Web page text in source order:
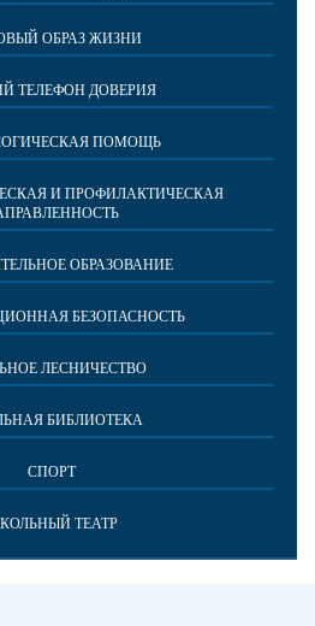
ОБРАЗ ЖИЗНИ
ТЕЛЕФОН ДОВЕРИЯ
ПОМОЩЬ
И ПРОФИЛАКТИЧЕСКАЯ
ОБРАЗОВАНИЕ
БЕЗОПАСНОСТЬ
ЛЕСНИЧЕСТВО
БИБЛИОТЕКА
СПОРТ
ТЕАТР